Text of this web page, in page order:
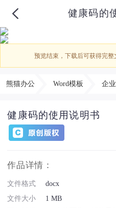
健康码的
预览结束，下载后可获得完整
熊猫办公 Word模板 企
健康码的使用说明书
作品详情：
文件格式 docx
文件大小
1 MB